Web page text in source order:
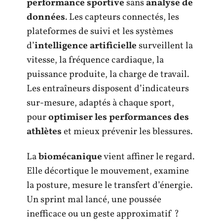
performance sportivesansanalyse de
données. Les capteurs connectés, les
plateformes de suivi et les systèmes
d’intelligence artificiellesurveillent la
vitesse, la fréquence cardiaque, la
puissance produite, la charge de travail.
Les entraîneurs disposent d’indicateurs
sur-mesure, adaptés à chaque sport,
pouroptimiser les performances des
athlèteset mieux prévenir les blessures.
Labiomécaniquevient affiner le regard.
Elle décortique le mouvement, examine
la posture, mesure le transfert d’énergie.
Un sprint mal lancé, une poussée
inefficace ou un geste approximatif ?